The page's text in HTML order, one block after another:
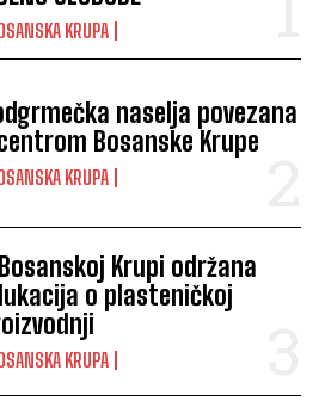
KRUPA
naselja povezana
Bosanske Krupe
KRUPA
Krupi održana
o plasteničkoj
KRUPA